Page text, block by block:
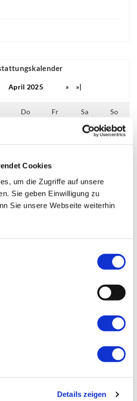
Cookies
um die Zugriffe auf unsere
Sie geben Einwilligung zu
Sie unsere Webseite weiterhin
Details zeigen
April 2025 » »|
Do Fr Sa So
05 06
17 18 19
24 25 26 27